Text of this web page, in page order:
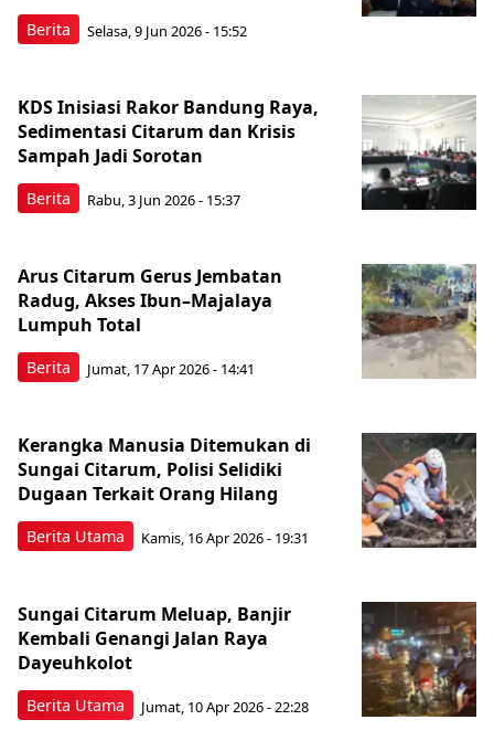
Berita Selasa, 9 Jun 2026 - 15:52
Berita
KDS Inisiasi Rakor Bandung Raya,
Sedimentasi Citarum dan Krisis
Sampah Jadi Sorotan
Rabu, 3 Jun 2026 - 15:37
Berita
Arus Citarum Gerus Jembatan
Radug, Akses Ibun–Majalaya
Lumpuh Total
Jumat, 17 Apr 2026 - 14:41
Berita Utama
Kerangka Manusia Ditemukan di
Sungai Citarum, Polisi Selidiki
Dugaan Terkait Orang Hilang
Kamis, 16 Apr 2026 - 19:31
Berita Utama
Sungai Citarum Meluap, Banjir
Kembali Genangi Jalan Raya
Dayeuhkolot
Jumat, 10 Apr 2026 - 22:28